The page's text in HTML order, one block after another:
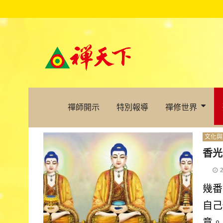
禪師開示 特別報導 禪修世界
文化
香
幾
自